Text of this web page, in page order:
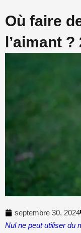
Où faire
l’aimant
septembre 30, 2024
Nul ne peut utiliser du